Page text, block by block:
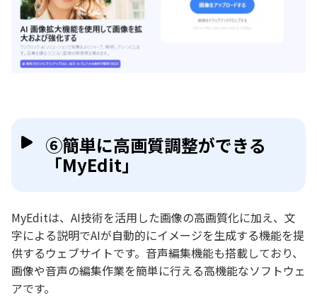
⑥簡単に高画質調整ができる
「MyEdit」
MyEditは、AI技術を活用した画像の高画質化に加え、文
字による説明でAIが自動的にイメージを生成する機能を提
供するウェブサイトです。音声編集機能も搭載しており、
画像や音声の編集作業を簡単に行える高機能なソフトウェ
アです。